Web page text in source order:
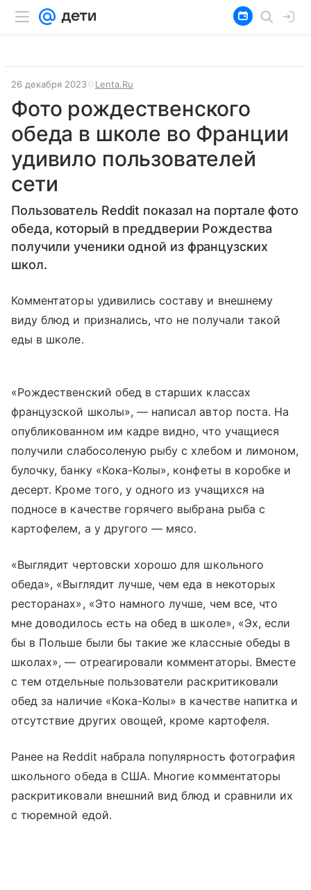
26 декабря 2023 Lenta.Ru
Фото рождественского
обеда в школе во Франции
удивило пользователей
сети
Пользователь Reddit показал на портале фото
обеда, который в преддверии Рождества
получили ученики одной из французских
школ.
Комментаторы удивились составу и внешнему
виду блюд и признались, что не получали такой
еды в школе.
«Рождественский обед в старших классах
французской школы», — написал автор поста. На
опубликованном им кадре видно, что учащиеся
получили слабосоленую рыбу с хлебом и лимоном,
булочку, банку «Кока-Колы», конфеты в коробке и
десерт. Кроме того, у одного из учащихся на
подносе в качестве горячего выбрана рыба с
картофелем, а у другого — мясо.
«Выглядит чертовски хорошо для школьного
обеда», «Выглядит лучше, чем еда в некоторых
ресторанах», «Это намного лучше, чем все, что
мне доводилось есть на обед в школе», «Эх, если
бы в Польше были бы такие же классные обеды в
школах», — отреагировали комментаторы. Вместе
с тем отдельные пользователи раскритиковали
обед за наличие «Кока-Колы» в качестве напитка и
отсутствие других овощей, кроме картофеля.
Ранее на Reddit набрала популярность фотография
школьного обеда в США. Многие комментаторы
раскритиковали внешний вид блюд и сравнили их
с тюремной едой.